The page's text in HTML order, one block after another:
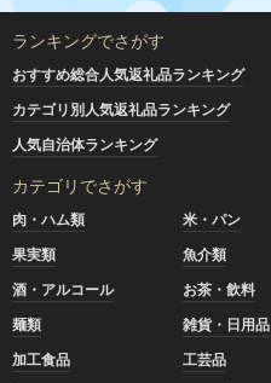
ランキングでさがす
おすすめ総合人気返礼品ランキング
カテゴリ別人気返礼品ランキング
人気自治体ランキング
カテゴリでさがす
肉・ハム類 米・パン
果実類
魚介類
酒・アルコール
お茶・飲料
麺類
雑貨・日用品
加工食品
工芸品